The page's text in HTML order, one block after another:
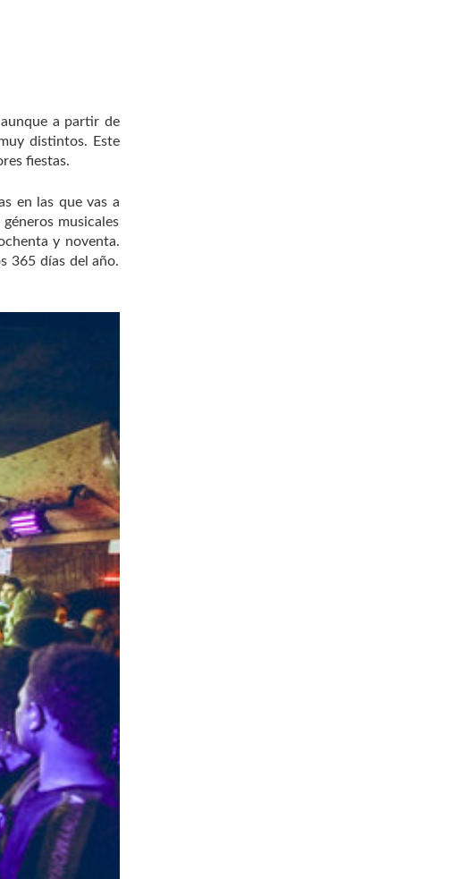
a partir de
distintos. Este
fiestas.
en las que vas a
musicales
y noventa.
365 días del año.